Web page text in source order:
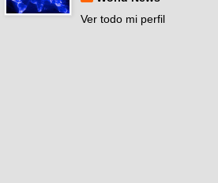
Ver todo mi perfil